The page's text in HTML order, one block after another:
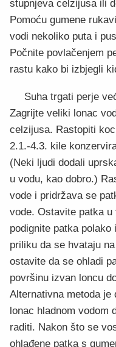
stupnjeva celzijusa ili
Pomoću gumene
vodi nekoliko puta i
Počnite povlačenjem
rastu kako bi izbjegli
Suha trgati perje
Zagrijte veliki lonac
celzijusa. Rastopiti
2.1.-4.3. kile
(Neki ljudi dodali
u vodu, kao dobro.)
vode i pridržava se
vode. Ostavite patka
podignite patka
priliku da se hvataju
ostavite da se ohladi
površinu izvan loncu
Alternativna metoda
lonac hladnom vodom
raditi. Nakon što se
ohlađene patka s